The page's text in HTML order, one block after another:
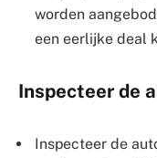
worden
een eerlijke deal
Inspecteer de
Inspecteer de